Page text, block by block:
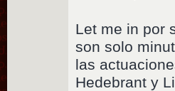
Let me in por
son solo
las
Hedebrant y